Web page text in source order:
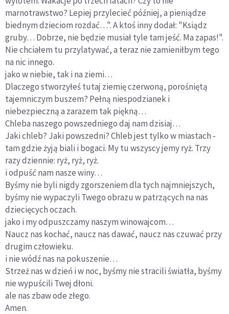
marnotrawstwo? Lepiej przylecieć później, a pieniądze
biednym dzieciom rozdać…". A ktoś inny dodał: "Ksiądz
gruby… Dobrze, nie będzie musiał tyle tam jeść. Ma zapas!".
Nie chciałem tu przylatywać, a teraz nie zamieniłbym tego
na nic innego.
jako w niebie, tak i na ziemi…
Dlaczego stworzyłeś tutaj ziemię czerwoną, porośniętą
tajemniczym buszem? Pełną niespodzianek i
niebezpieczną a zarazem tak piękną…
Chleba naszego powszedniego daj nam dzisiaj…
Jaki chleb? Jaki powszedni? Chleb jest tylko w miastach -
tam gdzie żyją biali i bogaci. My tu wszyscy jemy ryż. Trzy
razy dziennie: ryż, ryż, ryż.
i odpuść nam nasze winy…
Byśmy nie byli nigdy zgorszeniem dla tych najmniejszych,
byśmy nie wypaczyli Twego obrazu w patrzących na nas
dziecięcych oczach.
jako i my odpuszczamy naszym winowajcom…
Naucz nas kochać, naucz nas dawać, naucz nas czuwać przy
drugim człowieku.
i nie wódź nas na pokuszenie…
Strzeż nas w dzień i w noc, byśmy nie stracili światła, byśmy
nie wypuścili Twej dłoni.
ale nas zbaw ode złego.
Amen.